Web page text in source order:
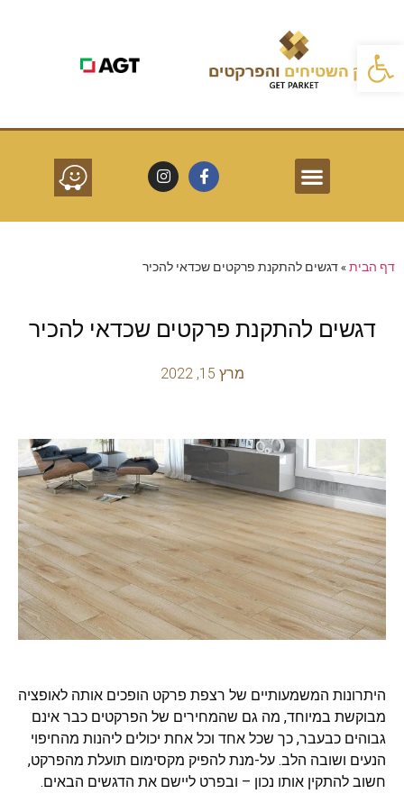
דף הבית»דגשים להתקנת פרקטים שכדאי להכיר
דגשים להתקנת פרקטים שכדאי להכיר
מרץ 15, 2022
היתרונות המשמעותיים של רצפת פרקט הופכים אותה לאופציה
מבוקשת במיוחד, מה גם שהמחירים של הפרקטים כבר אינם
גבוהים כבעבר, כך שכל אחד וכל אחת יכולים ליהנות מהחיפוי
הנעים ושובה הלב. על-מנת להפיק מקסימום תועלת מהפרקט,
חשוב להתקין אותו נכון – ובפרט ליישם את הדגשים הבאים.
פתח סרגל נגישות